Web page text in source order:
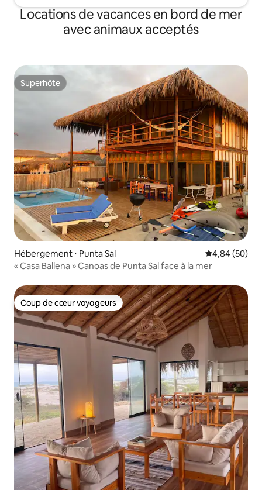
Locations de vacances en bord de mer
avec animaux acceptés
Superhôte
Superhôte
Hébergement ⋅ Punta Sal Évaluation
4,84 (50)
« Casa Ballena » Canoas de Punta Sal face à la mer
Coup de cœur voyageurs
Coup de cœur voyageurs